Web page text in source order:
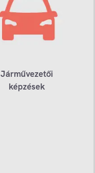
Járművezetői
képzések